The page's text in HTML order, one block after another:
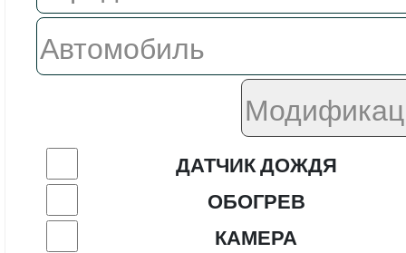
ДАТЧИК ДОЖДЯ
ОБОГРЕВ
КАМЕРА